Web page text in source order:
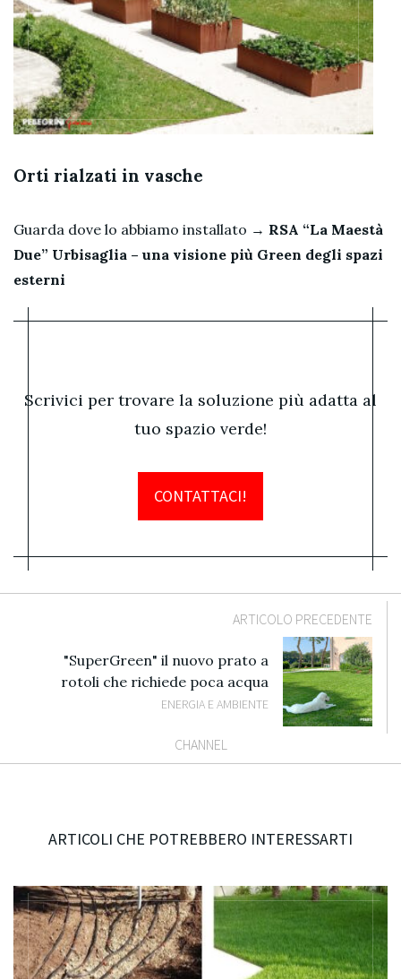
Orti rialzati in vasche
Guarda dove lo abbiamo installato → RSA “La Maestà
Due” Urbisaglia – una visione più Green degli spazi
esterni
Scrivici per trovare la soluzione più adatta al
tuo spazio verde!
CONTATTACI!
ARTICOLO PRECEDENTE
"SuperGreen" il nuovo prato a
rotoli che richiede poca acqua
ENERGIA E AMBIENTE
CHANNEL
ARTICOLI CHE POTREBBERO INTERESSARTI